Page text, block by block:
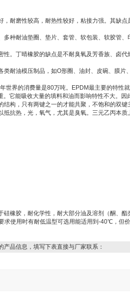
耐磨性较高，耐热性较好，粘接力强。其缺
种耐油垫圈、垫片、套管、软包装、软胶管、
。丁晴橡胶的缺点是不耐臭氧及芳香族、卤代
耐油模压制品，如O形圈、油封、皮碗、膜片
界的消费量是80万吨。EPDM最主要的特性
它能吸收大量的填料和油而影响特性不大。因
构，只有两键之一的才能共聚，不饱和的双
抗热，光，氧气，尤其是臭氧。三元乙丙本
橡胶，耐化学性，耐大部分油及溶剂（酮、
使用时有耐低温型可选用能适用到-40℃，但
产品信息，填写下表直接与厂家联系：